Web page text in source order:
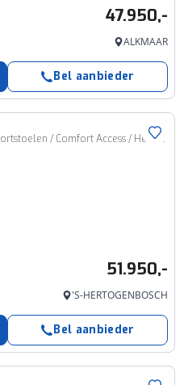
47.950,-
ALKMAAR
Bel aanbieder
xDrive25e M Sport Automaat / Sportstoelen / Comfort Access / Head-Up / Adaptieve LED / Stoelverwarming / Parking Assistant Professional
51.950,-
'S-HERTOGENBOSCH
Bel aanbieder